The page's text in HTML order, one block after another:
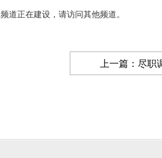
频道正在建设，请访问其他频道。
上一篇：尽职